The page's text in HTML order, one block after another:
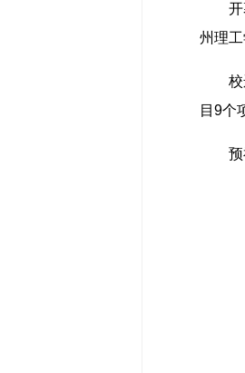
州理
目9个